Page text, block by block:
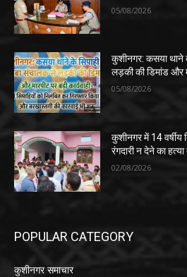
05/08/2026
कुशीनगर: कसया थाने
लड़की की डिमांड और
05/08/2026
कुशीनगर में 14 वर्षीय
रंगदारी न देने का
02/08/2026
POPULAR CATEGORY
कुशीनगर समाचार